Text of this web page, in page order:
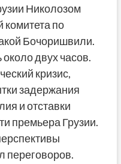
Николозом
комитета по
Бочоришвили.
двух часов.
кризис,
задержания
и отставки
премьера Грузии.
переговоров.